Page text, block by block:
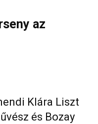
az
Klára Liszt
és Bozay